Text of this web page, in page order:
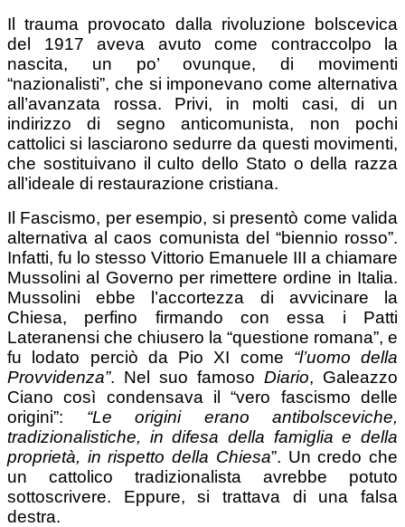
Il trauma provocato dalla rivoluzione bolscevica
del 1917 aveva avuto come contraccolpo la
nascita, un po’ ovunque, di movimenti
“nazionalisti”, che si imponevano come alternativa
all’avanzata rossa. Privi, in molti casi, di un
indirizzo di segno anticomunista, non pochi
cattolici si lasciarono sedurre da questi movimenti,
che sostituivano il culto dello Stato o della razza
all’ideale di restaurazione cristiana.
Il Fascismo, per esempio, si presentò come valida
alternativa al caos comunista del “biennio rosso”.
Infatti, fu lo stesso Vittorio Emanuele III a chiamare
Mussolini al Governo per rimettere ordine in Italia.
Mussolini ebbe l’accortezza di avvicinare la
Chiesa, perfino firmando con essa i Patti
Lateranensi che chiusero la “questione romana”, e
fu lodato perciò da Pio XI come “l’uomo della
Provvidenza”. Nel suo famoso Diario, Galeazzo
Ciano così condensava il “vero fascismo delle
origini”: “Le origini erano antibolsceviche,
tradizionalistiche, in difesa della famiglia e della
proprietà, in rispetto della Chiesa”. Un credo che
un cattolico tradizionalista avrebbe potuto
sottoscrivere. Eppure, si trattava di una falsa
destra.